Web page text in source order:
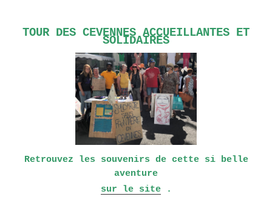
TOUR DES CEVENNES ACCUEILLANTES ET
SOLIDAIRES
Retrouvez les souvenirs de cette si belle
aventure
sur le site.